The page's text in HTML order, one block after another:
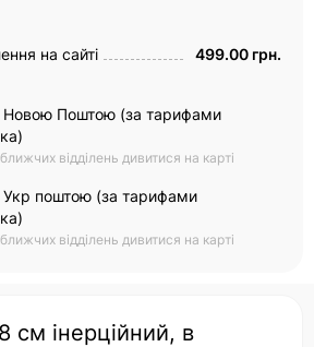
на сайті 499.00 грн.
Новою Поштою (за тарифами
відділень дивитися на карті
Укр поштою (за тарифами
відділень дивитися на карті
см інерційний, в